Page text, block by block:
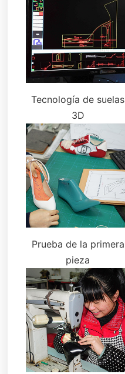
Tecnología de suelas
3D
Prueba de la primera
pieza